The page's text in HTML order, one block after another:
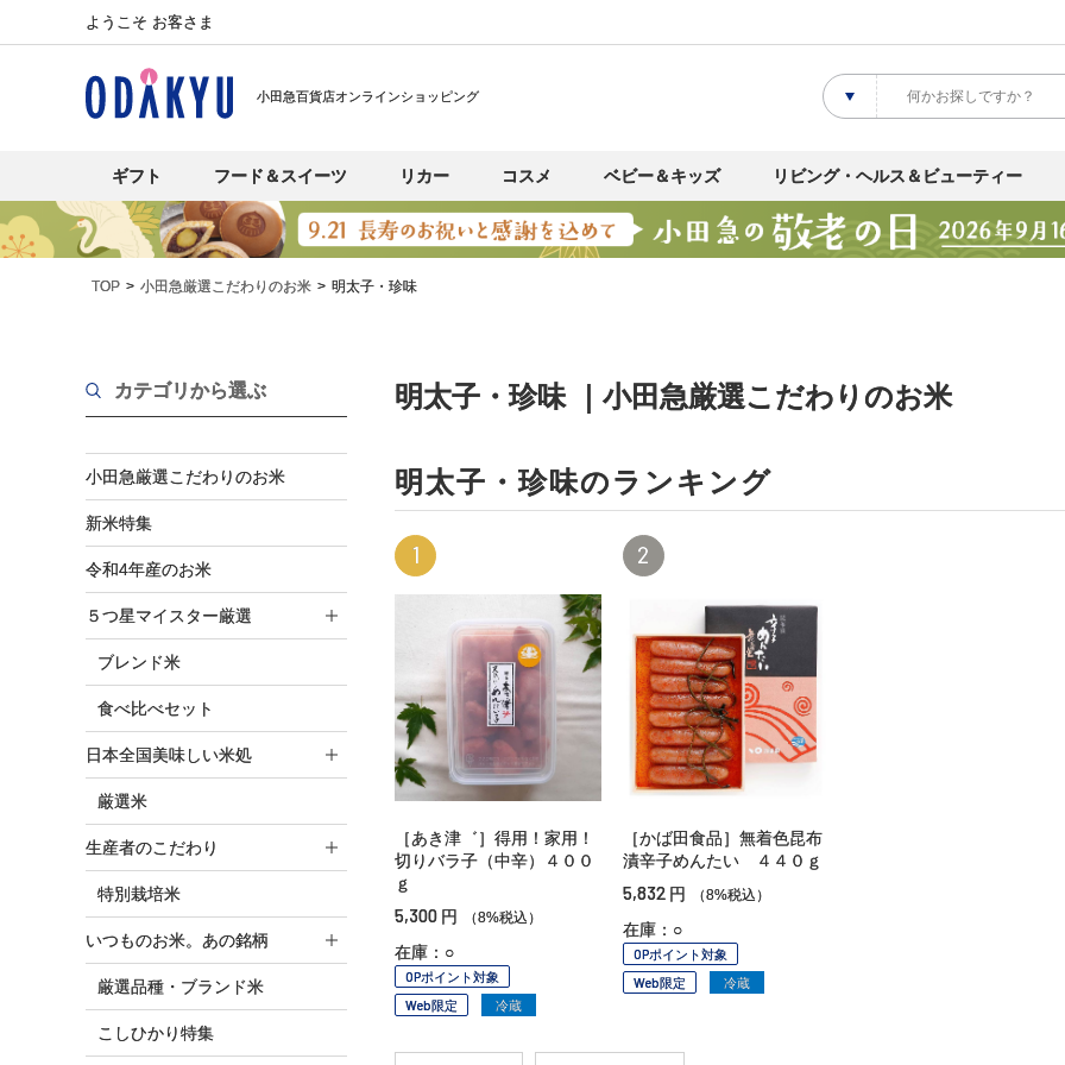
ようこそ お客さま
小田急百貨店オンラインショッピング
ギフト フード＆スイーツ リカー コスメ ベビー＆キッズ リビング・ヘルス＆ビューティー
TOP 小田急厳選こだわりのお米 明太子・珍味
カテゴリから選ぶ
小田急厳選こだわりのお米
新米特集
令和4年産のお米
５つ星マイスター厳選
ブレンド米
食べ比べセット
日本全国美味しい米処
厳選米
生産者のこだわり
特別栽培米
いつものお米。あの銘柄
厳選品種・ブランド米
こしひかり特集
明太子・珍味 ｜小田急厳選こだわりのお米
明太子・珍味のランキング
1
［あき津゛］得用！家用！
切りバラ子（中辛）４００
ｇ
5,300 円 （8%税込）
在庫：○
OPポイント対象
Web限定
冷蔵
2
［かば田食品］無着色昆布
漬辛子めんたい ４４０ｇ
5,832 円 （8%税込）
在庫：○
OPポイント対象
Web限定
冷蔵